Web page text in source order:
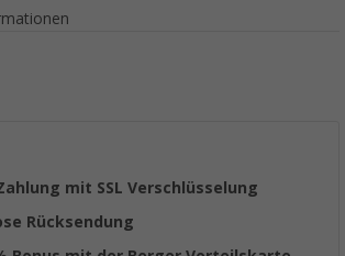
mit SSL Verschlüsselung
Rücksendung